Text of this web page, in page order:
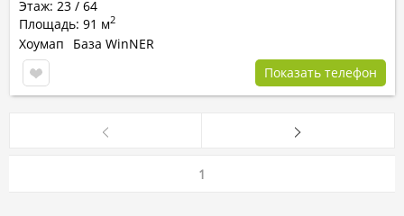
Этаж: 23 / 64
Площадь: 91 м2
Хоумап
База WinNER
Показать телефон
1